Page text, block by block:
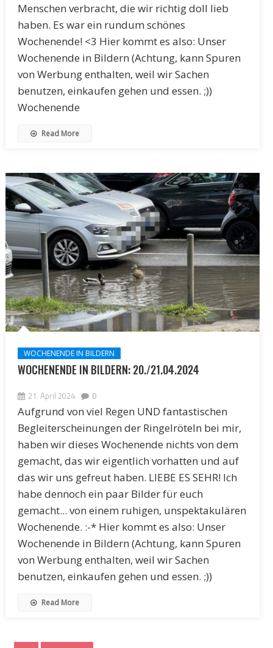
Menschen verbracht, die wir richtig doll lieb
haben. Es war ein rundum schönes
Wochenende! <3 Hier kommt es also: Unser
Wochenende in Bildern (Achtung, kann Spuren
von Werbung enthalten, weil wir Sachen
benutzen, einkaufen gehen und essen. ;))
Wochenende
Read More
WOCHENENDE IN BILDERN
WOCHENENDE IN BILDERN: 20./21.04.2024
21. April 2024 0
Aufgrund von viel Regen UND fantastischen
Begleiterscheinungen der Ringelröteln bei mir,
haben wir dieses Wochenende nichts von dem
gemacht, das wir eigentlich vorhatten und auf
das wir uns gefreut haben. LIEBE ES SEHR! Ich
habe dennoch ein paar Bilder für euch
gemacht... von einem ruhigen, unspektakulären
Wochenende. :-* Hier kommt es also: Unser
Wochenende in Bildern (Achtung, kann Spuren
von Werbung enthalten, weil wir Sachen
benutzen, einkaufen gehen und essen. ;))
Read More